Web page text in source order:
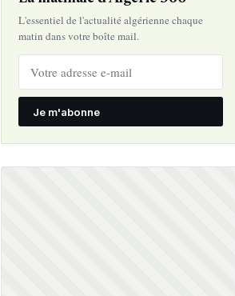
L'essentiel de l'actualité algérienne chaque
matin dans votre boîte mail.
Je m'abonne